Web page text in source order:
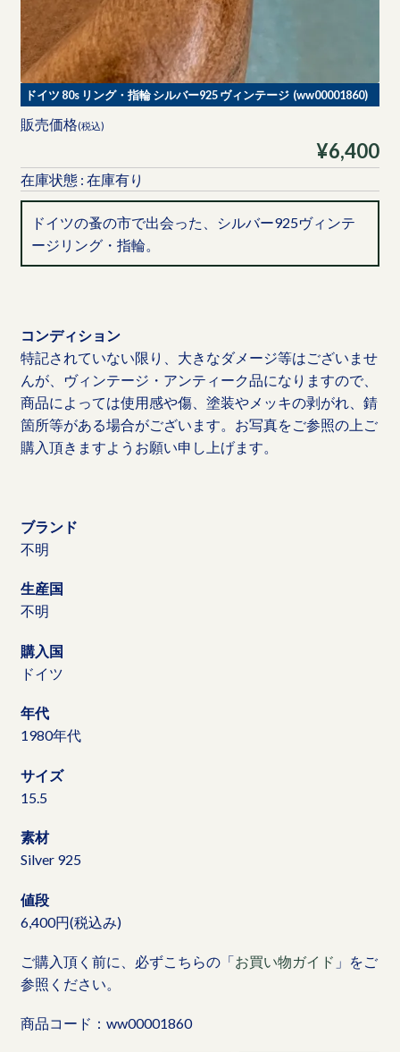
ドイツ 80s リング・指輪 シルバー925 ヴィンテージ (ww00001860)
販売価格(税込)
¥6,400
在庫状態 : 在庫有り
ドイツの蚤の市で出会った、シルバー925ヴィンテ
ージリング・指輪。
コンディション
特記されていない限り、大きなダメージ等はございませ
んが、ヴィンテージ・アンティーク品になりますので、
商品によっては使用感や傷、塗装やメッキの剥がれ、錆
箇所等がある場合がございます。お写真をご参照の上ご
購入頂きますようお願い申し上げます。
ブランド
不明
生産国
不明
購入国
ドイツ
年代
1980年代
サイズ
15.5
素材
Silver 925
値段
6,400円(税込み)
ご購入頂く前に、必ずこちらの「お買い物ガイド 」をご
参照ください。
商品コード：ww00001860